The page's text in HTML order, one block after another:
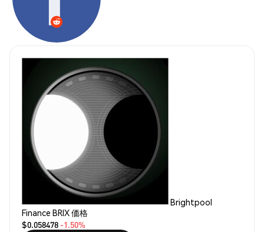
Brightpool
Finance BRIX 価格
$0.058478 -1.50%